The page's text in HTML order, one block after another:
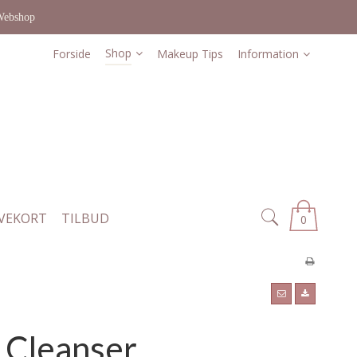
Forside Shop Makeup Tips Information
0
TILBUD